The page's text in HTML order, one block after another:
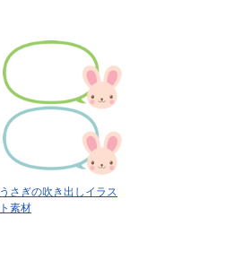
うさぎの吹き出しイラス
ト素材